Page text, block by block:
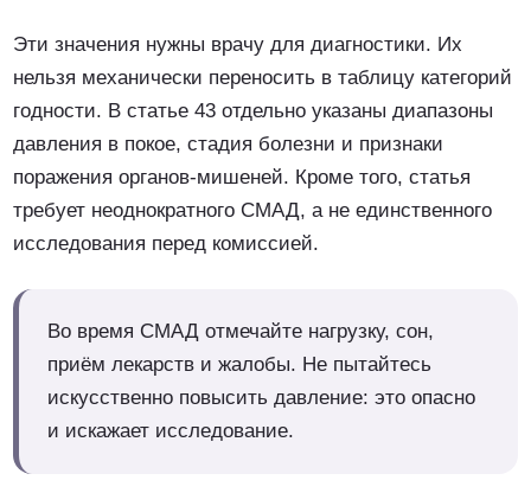
Эти значения нужны врачу для диагностики. Их
нельзя механически переносить в таблицу категорий
годности. В статье 43 отдельно указаны диапазоны
давления в покое, стадия болезни и признаки
поражения органов-мишеней. Кроме того, статья
требует неоднократного СМАД, а не единственного
исследования перед комиссией.
Во время СМАД отмечайте нагрузку, сон,
приём лекарств и жалобы. Не пытайтесь
искусственно повысить давление: это опасно
и искажает исследование.